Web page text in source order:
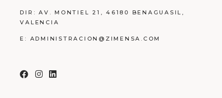
DIR:AV. MONTIEL 21, 46180 BENAGUASIL,
VALENCIA
E: ADMINISTRACION@ZIMENSA.COM